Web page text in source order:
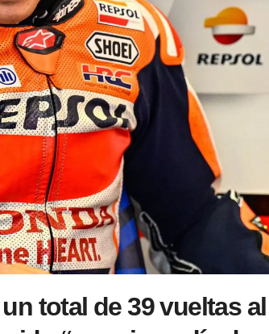
total de 39 vueltas